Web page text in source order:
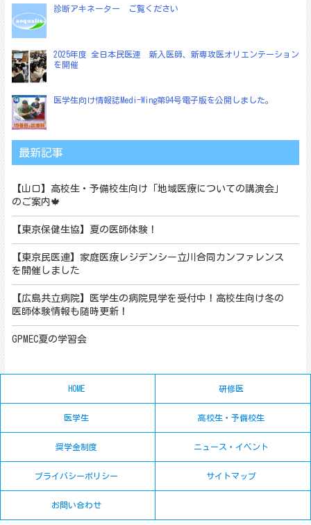
診断アキネーター ご覧ください
2025年度 全日本民医連 新入医師、新専攻医オリエンテーション
を開催
医学生向け情報誌Medi-Wing第94号電子版を公開しました。
最新記事
【山口】高校生・予備校生向け「地域医療についての講演会」
のご案内🍁
【東京保健生協】夏の医師体験！
【東京民医連】家庭医療レジデンシー立川合同カンファレンス
を開催しました
【広島共立病院】医学生の病院見学を受付中！高校生向け冬の
医師体験情報も随時更新！
GPMEC夏の学習会
HOME 研修医
医学生 高校生・予備校生
奨学金制度 ニュース・イベント
プライバシーポリシー サイトマップ
お問い合わせ